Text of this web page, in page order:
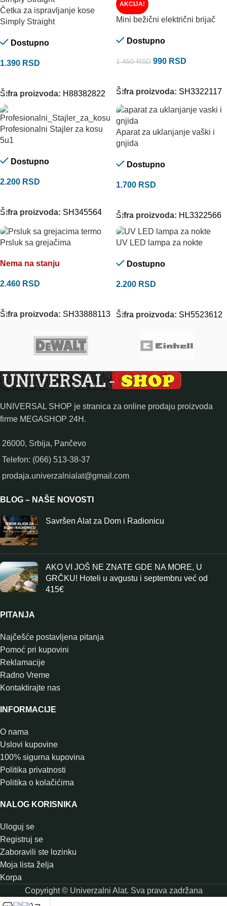
Četka za ispravljanje kose
Simply Straight
Dostupno
1.390 RSD
Šifra proizvoda: H88382822
AKCIJA!
Mini bežični električni brijač
Dostupno
1.450RSD 990 RSD
Šifra proizvoda: SH3322117
Profesionalni Stajler za kosu
5u1
Dostupno
2.200 RSD
Šifra proizvoda: SH345564
Aparat za uklanjanje vaški i
gnjida
Dostupno
1.700 RSD
Šifra proizvoda: HL3322566
Prsluk sa grejačima
Nema na stanju
2.460 RSD
Šifra proizvoda: SH33888113
UV LED lampa za nokte
Dostupno
2.200 RSD
Šifra proizvoda: SH5523612
UNIVERSAL SHOP je stranica za online prodaju proizvoda
firme MEGASHOP 24H.
26000, Srbija, Pančevo
Telefon: (066) 513-38-37
prodaja.univerzalnialat@gmail.com
BLOG – NAŠE NOVOSTI
Savršen Alat za Dom i Radionicu
AKO VI JOŠ NE ZNATE GDE NA MORE, U
GRČKU! Hoteli u avgustu i septembru već od
415€
PITANJA
Najčešće postavljena pitanja
Pomoć pri kupovini
Reklamacije
Radno Vreme
Kontaktirajte nas
INFORMACIJE
O nama
Uslovi kupovine
100% sigurna kupovina
Politika privatnosti
Politika o kolačićima
NALOG KORISNIKA
Uloguj se
Registruj se
Zaboravili ste lozinku
Moja lista želja
Korpa
Copyright © Univerzalni Alat. Sva prava zadržana